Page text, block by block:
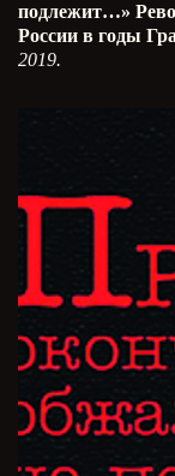
подлежит…»
России в годы
2019.